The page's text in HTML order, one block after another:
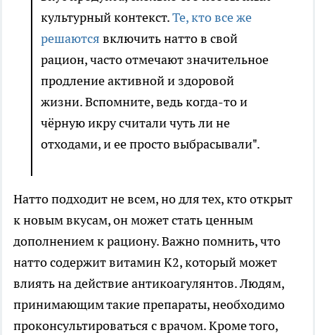
культурный контекст.Те, кто все же
решаются включить натто в свой
рацион, часто отмечают значительное
продление активной и здоровой
жизни. Вспомните, ведь когда-то и
чёрную икру считали чуть ли не
отходами, и ее просто выбрасывали".
Натто подходит не всем, но для тех, кто открыт
к новым вкусам, он может стать ценным
дополнением к рациону. Важно помнить, что
натто содержит витамин K2, который может
влиять на действие антикоагулянтов. Людям,
принимающим такие препараты, необходимо
проконсультироваться с врачом. Кроме того,